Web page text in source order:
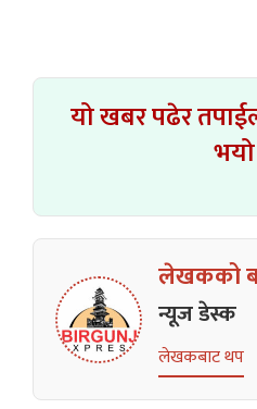
यो खबर पढेर
लेखकको
न्यूज डेस्क
लेखकबाट थप